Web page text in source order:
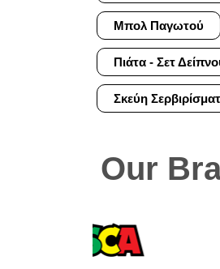
Μπολ Παγωτού
Πιάτα - Σετ
Σκεύη
Our